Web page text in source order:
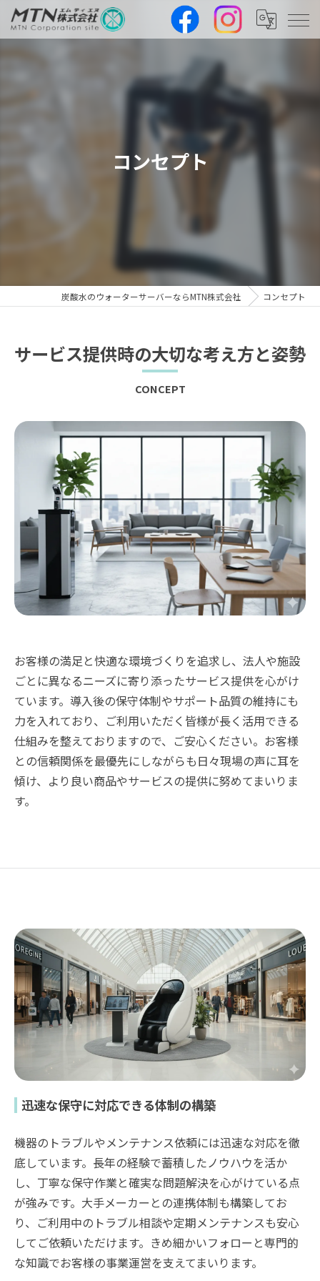
コンセプト
炭酸水のウォーターサーバーならMTN株式会社 コンセプト
サービス提供時の大切な考え方と姿勢
CONCEPT
お客様の満足と快適な環境づくりを追求し、法人や施設
ごとに異なるニーズに寄り添ったサービス提供を心がけ
ています。導入後の保守体制やサポート品質の維持にも
力を入れており、ご利用いただく皆様が長く活用できる
仕組みを整えておりますので、ご安心ください。お客様
との信頼関係を最優先にしながらも日々現場の声に耳を
傾け、より良い商品やサービスの提供に努めてまいりま
す。
迅速な保守に対応できる体制の構築
機器のトラブルやメンテナンス依頼には迅速な対応を徹
底しています。長年の経験で蓄積したノウハウを活か
し、丁寧な保守作業と確実な問題解決を心がけている点
が強みです。大手メーカーとの連携体制も構築してお
り、ご利用中のトラブル相談や定期メンテナンスも安心
してご依頼いただけます。きめ細かいフォローと専門的
な知識でお客様の事業運営を支えてまいります。